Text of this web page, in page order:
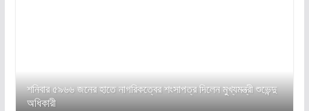
শনিবার ৫৯৬৬ জনের হাতে নাগরিকত্বের শংসাপত্র দিলেন মুখ্যমন্ত্রী শুভেন্দু
অধিকারী